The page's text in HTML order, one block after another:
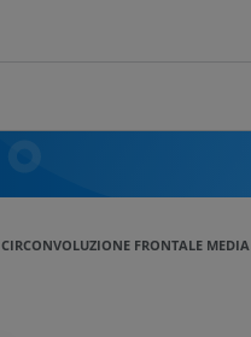
CIRCONVOLUZIONE FRONTALE MEDIA